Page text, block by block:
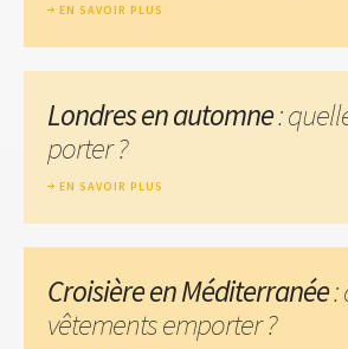
EN SAVOIR PLUS
Londres en automne:
porter ?
EN SAVOIR PLUS
Croisière en Méditerranée:
vêtements emporter ?